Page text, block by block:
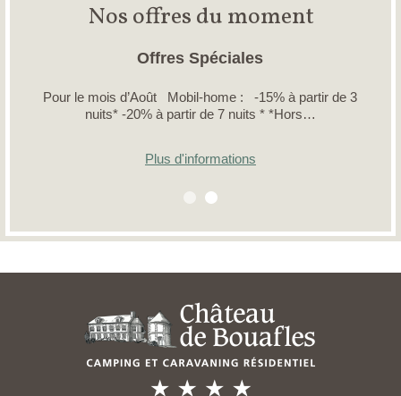
Nos offres du moment
Offres Spéciales
Pour le mois d’Août Mobil-home : -15% à partir de 3
nuits* -20% à partir de 7 nuits * *Hors…
Plus d'informations